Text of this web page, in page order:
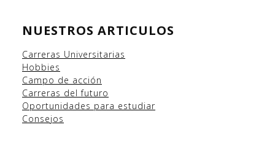
NUESTROS ARTICULOS
Carreras Universitarias
Hobbies
Campo de acción
Carreras del futuro
Oportunidades para estudiar
Consejos